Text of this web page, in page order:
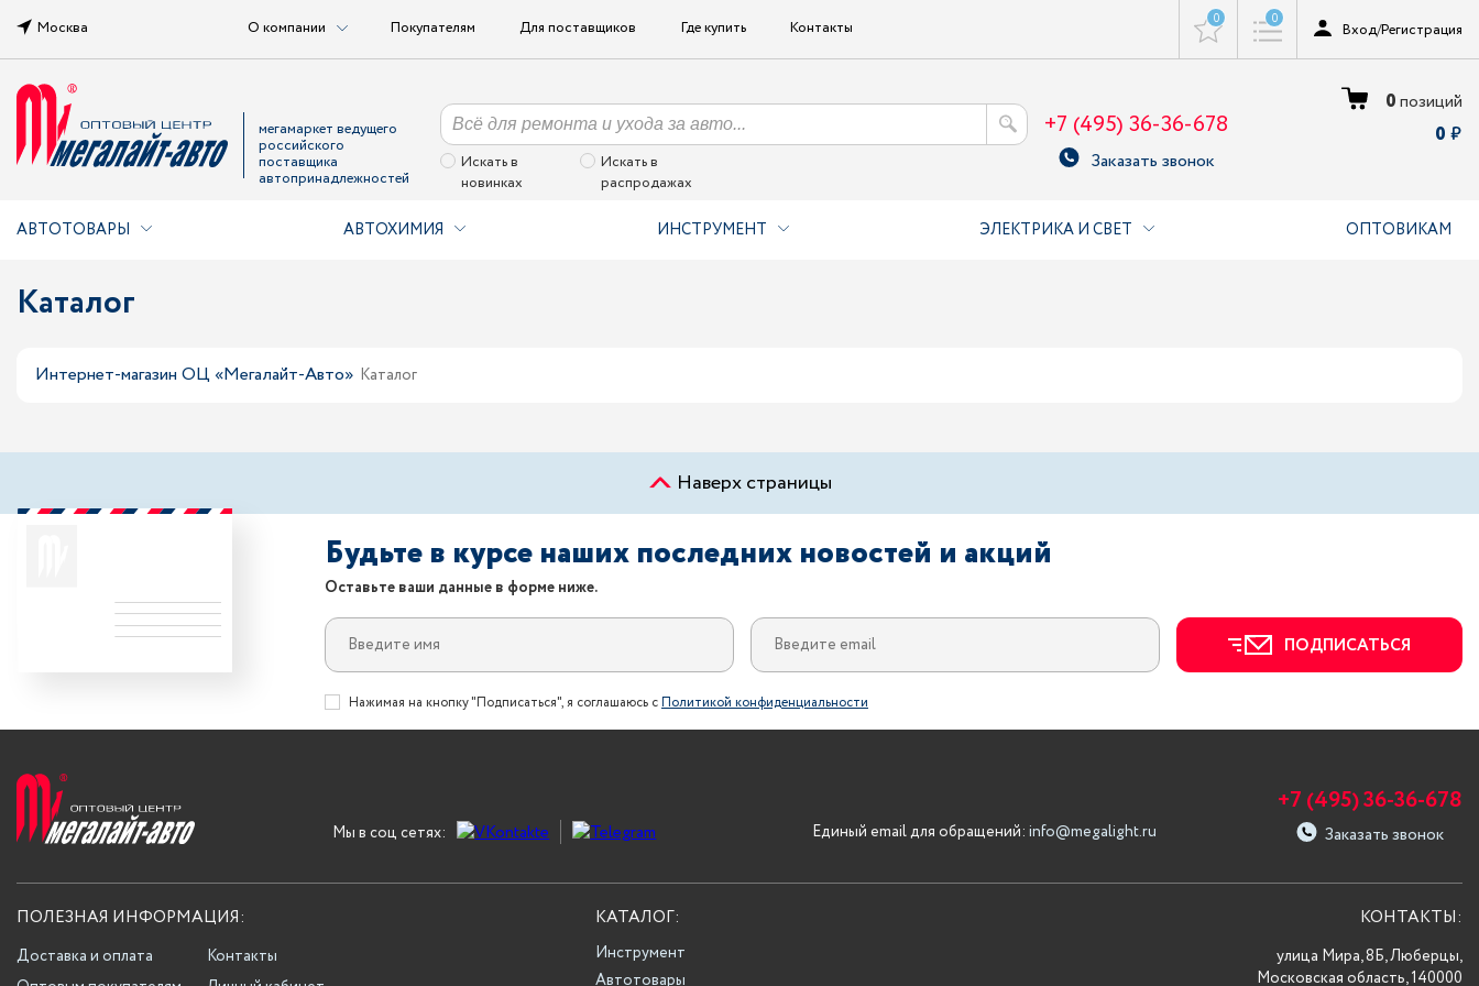
Москва О компании Покупателям Для поставщиков Где купить Контакты 0 0
Вход/Регистрация
мегамаркет ведущего
российского
поставщика
автопринадлежностей
Искать в
новинках
Искать в
распродажах
+7 (495) 36-36-678
Заказать звонок
0позиций
0
АВТОТОВАРЫ АВТОХИМИЯ ИНСТРУМЕНТ ЭЛЕКТРИКА И СВЕТ ОПТОВИКАМ
Каталог
Интернет-магазин ОЦ «Мегалайт-Авто» Каталог
Наверх страницы
Будьте в курсе наших последних новостей и акций
Оставьте ваши данные в форме ниже.
ПОДПИСАТЬСЯ
Нажимая на кнопку "Подписаться", я соглашаюсь сПолитикой конфиденциальности
Мы в соц сетях: Единый email для обращений: info@megalight.ru
+7 (495) 36-36-678
Заказать звонок
ПОЛЕЗНАЯ ИНФОРМАЦИЯ:
Доставка и оплата
Контакты
КАТАЛОГ:
Инструмент
Автотовары
КОНТАКТЫ:
улица Мира, 8Б, Люберцы,
Московская область, 140000